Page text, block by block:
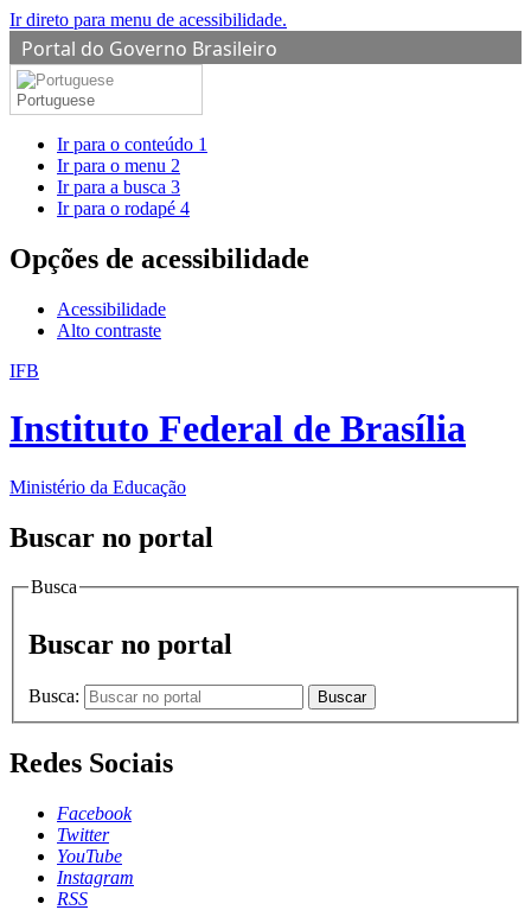
Ir direto para menu de acessibilidade.
Portal do Governo Brasileiro
Portuguese
Ir para o conteúdo 1
Ir para o menu 2
Ir para a busca 3
Ir para o rodapé 4
Opções de acessibilidade
Acessibilidade
Alto contraste
IFB
Instituto Federal de Brasília
Ministério da Educação
Buscar no portal
Busca
Buscar no portal
Busca: Buscar
Redes Sociais
Facebook
Twitter
YouTube
Instagram
RSS